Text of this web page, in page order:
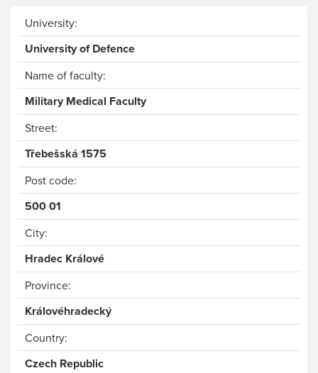
University:
University of Defence
Name of faculty:
Military Medical Faculty
Street:
Třebešská 1575
Post code:
500 01
City:
Hradec Králové
Province:
Královéhradecký
Country:
Czech Republic